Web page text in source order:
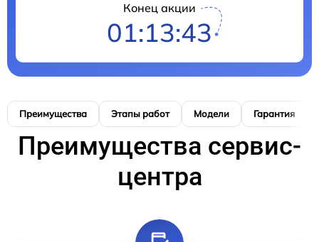
Конец акции
01:13:42
Преимущества Этапы работ Модели Гарантия
Преимущества сервис-
центра